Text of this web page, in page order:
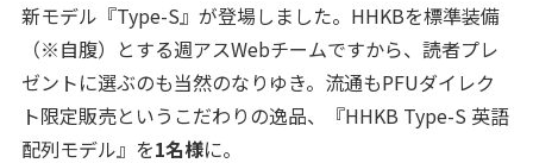
新モデル『Type-S』が登場しました。HHKBを標準装備
（※自腹）とする週アスWebチームですから、読者プレ
ゼントに選ぶのも当然のなりゆき。流通もPFUダイレク
ト限定販売というこだわりの逸品、『HHKB Type-S 英語
配列モデル』を1名様に。